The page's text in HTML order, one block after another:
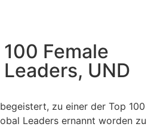
Female
UND
zu einer der Top 100
Leaders ernannt worden zu